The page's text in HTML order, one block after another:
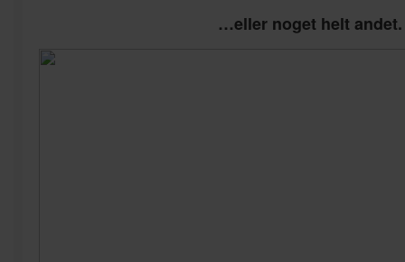
…eller noget helt andet.